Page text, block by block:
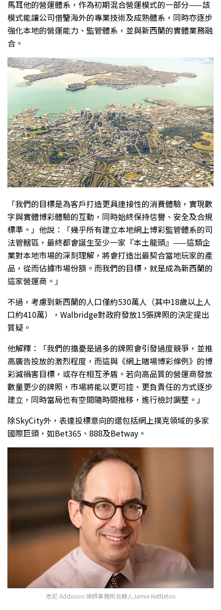
馬耳他的營運體系，作為初期混合營運模式的一部分——該
模式能讓公司借鑒海外的專業技術及成熟體系，同時亦逐步
強化本地的營運能力、監管體系，並與新西蘭的實體業務融
合。
「我們的目標是為客戶打造更具連接性的消費體驗，實現數
字與實體博彩體驗的互動，同時始終保持信譽、安全及合規
標準。」他說：「幾乎所有建立本地網上博彩監管體系的司
法管轄區，最終都會誕生至少一家『本土龍頭』——這類企
業對本地市場的深刻理解，將會打造出最契合當地玩家的產
品，從而佔據市場份額。而我們的目標，就是成為新西蘭的
這家營運商。」
不過，考慮到新西蘭的人口僅約530萬人（其中18歲以上人
口約410萬），Walbridge對政府發放15張牌照的決定提出
質疑。
他解釋：「我們的擔憂是過多的牌照會引發過度競爭，並推
高廣告投放的激烈程度，而這與《網上賭場博彩條例》的博
彩減禍害目標，或存在相互矛盾。若向高品質的營運商發放
數量更少的牌照，市場將能以更可控、更負責任的方式逐步
建立，同時當局也有空間隨時間推移，進行檢討調整。」
除SkyCity外，表達投標意向的還包括網上撲克領域的多家
國際巨頭，如Bet365、888及Betway。
悉尼 Addisons 律師事務所合夥人Jamie Nettleton